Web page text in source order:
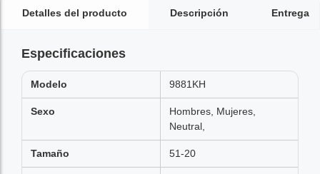
Detalles del producto Descripción Entrega
Especificaciones
Modelo 9881KH
Sexo
Hombres, Mujeres,
Neutral,
Tamaño 51-20